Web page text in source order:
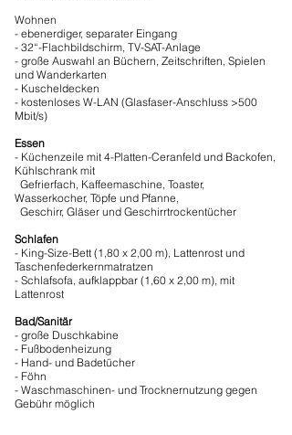
Wohnen
- ebenerdiger, separater Eingang
- 32“-Flachbildschirm, TV-SAT-Anlage
- große Auswahl an Büchern, Zeitschriften, Spielen
und Wanderkarten
- Kuscheldecken
- kostenloses W-LAN (Glasfaser-Anschluss >500
Mbit/s)
Essen
- Küchenzeile mit 4-Platten-Ceranfeld und Backofen,
Kühlschrank mit
Gefrierfach, Kaffeemaschine, Toaster,
Wasserkocher, Töpfe und Pfanne,
Geschirr, Gläser und Geschirrtrockentücher
Schlafen
- King-Size-Bett (1,80 x 2,00 m), Lattenrost und
Taschenfederkern­matratzen
- Schlafsofa, aufklappbar (1,60 x 2,00 m), mit
Lattenrost
Bad/Sanitär
- große Duschkabine
- Fußbodenheizung
- Hand- und Badetücher
- Föhn
- Waschmaschinen- und Trocknernutzung gegen
Gebühr möglich